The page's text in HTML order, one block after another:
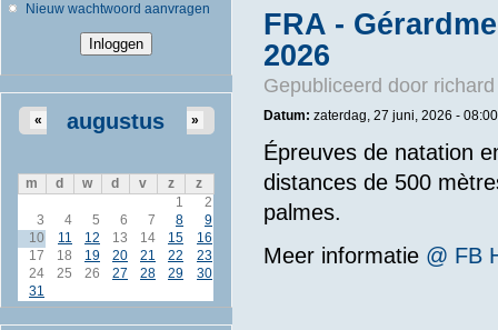
Nieuw wachtwoord aanvragen
augustus
« »
m d w d v z
z
1
2
3
4 5 6 7 8
9
10
11 12 13 14 15
16
17
18 19 20 21 22
23
24
25 26 27 28 29
30
31
FRA -
2026
Gepubliceerd door
Datum: zaterdag, 27 juni, 2026 - 08:00
Épreuves de natation
distances de 500
palmes.
Meer informatie @ FB